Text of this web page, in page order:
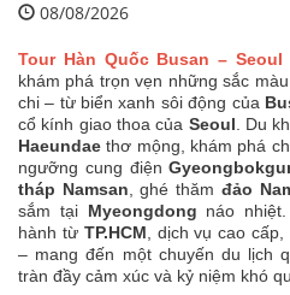
08/08/2026
Tour Hàn Quốc Busan –
khám phá trọn vẹn những sắc
chi – từ biển xanh sôi động của
cổ kính giao thoa của Seoul. Du
Haeundae thơ mộng, khám phá
ngưỡng cung điện
tháp Namsan, ghé thăm đảo
sắm tại Myeongdong náo
hành từ TP.HCM, dịch vụ cao
– mang đến một chuyến du lịch
tràn đầy cảm xúc và kỷ niệm khó